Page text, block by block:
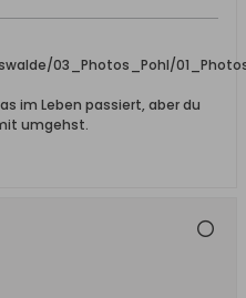
03_Photos_Pohl/
im Leben passiert, aber du
umgehst.